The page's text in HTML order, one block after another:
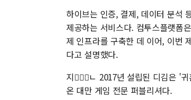
하이브는 인증, 결제, 데이터 분석
제공하는 서비스다. 컴투스플랫폼
제 인프라를 구축한 데 이어, 이번
다고 설명했다.
지ᅟᅡᆫㄴ 2017년 설립된 디김은 '
온 대만 게임 전문 퍼블리셔다.